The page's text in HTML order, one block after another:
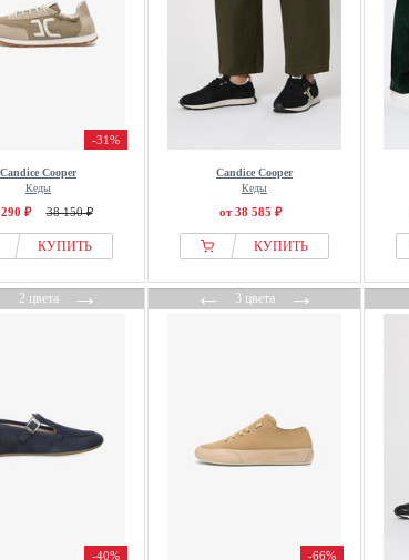
-31%
Candice Cooper
Кеды
₽ 38 150 ₽
КУПИТЬ
Candice Cooper
Кеды
от 38 585 ₽
КУПИТЬ
2 цвета→
-40%
←3 цвета→
-66%